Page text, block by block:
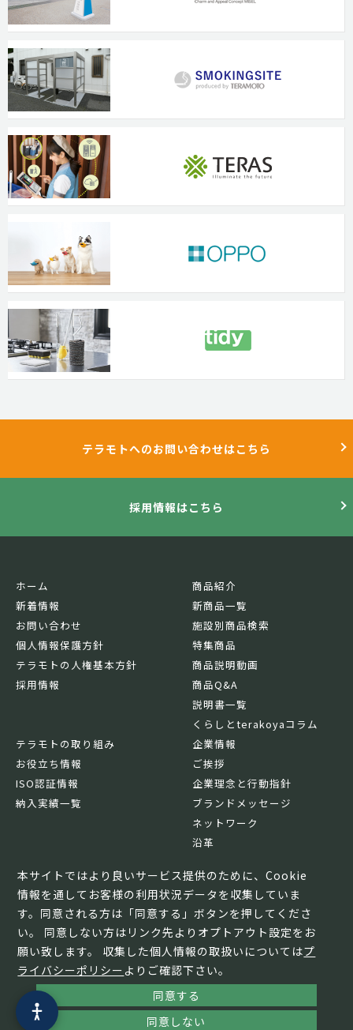
本サイトではより良いサービス提供のために、Cookie
情報を通してお客様の利用状況データを収集していま
す。同意される方は「同意する」ボタンを押してくださ
い。 同意しない方はリンク先よりオプトアウト設定をお
願い致します。 収集した個人情報の取扱いについてはプ
ライバシーポリシー よりご確認下さい。
同意する
同意しない
テラモトへのお問い合わせはこちら
採用情報はこちら
ホーム
新着情報
お問い合わせ
個人情報保護方針
テラモトの人権基本方針
採用情報
商品紹介
新商品一覧
施設別商品検索
特集商品
商品説明動画
商品Q&A
説明書一覧
くらしとterakoyaコラム
テラモトの取り組み
お役立ち情報
ISO認証情報
納入実績一覧
企業情報
ご挨拶
企業理念と行動指針
ブランドメッセージ
ネットワーク
沿革
© TERAMOTO All Rights Reserved.